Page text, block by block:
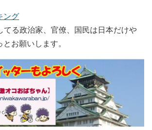
ング
る政治家、官僚、国民は日本だけや
お願いします。